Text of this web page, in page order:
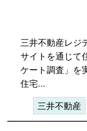
三井不動産レジ
サイトを通じて
ケート調査」を
住宅...
三井不動産